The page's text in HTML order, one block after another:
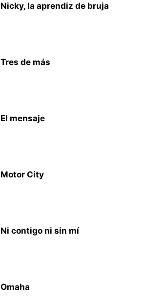
Nicky, la aprendiz de bruja
Tres de más
El mensaje
Motor City
Ni contigo ni sin mí
Omaha